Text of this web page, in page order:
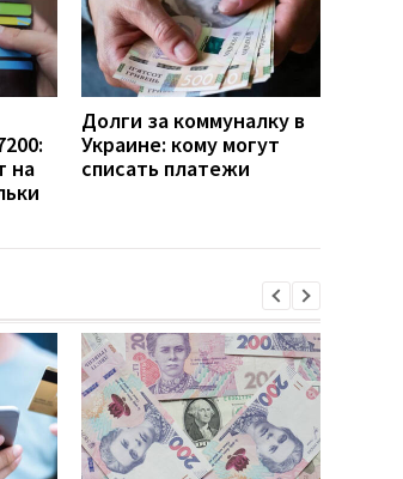
на
Долги за коммуналку в
Украине: кому могут
списать платежи